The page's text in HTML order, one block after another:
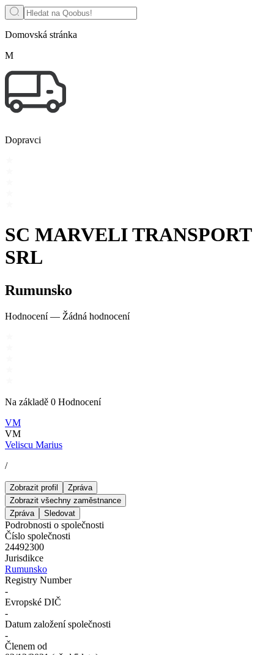
Domovská stránka
M
Dopravci
SC MARVELI TRANSPORT
SRL
Rumunsko
Hodnocení— Žádná hodnocení
Na základě 0 Hodnocení
VM
VM
Veliscu Marius
/
Zobrazit profil
Zpráva
Zobrazit všechny zaměstnance
Zpráva
Sledovat
Podrobnosti o společnosti
Číslo společnosti
24492300
Jurisdikce
Rumunsko
Registry Number
-
Evropské DIČ
-
Datum založení společnosti
-
Členem od